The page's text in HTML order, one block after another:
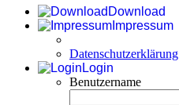
Download
Impressum
Datenschutzerklärung
Login
Benutzername